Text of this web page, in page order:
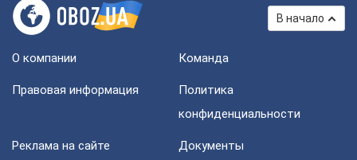
В начало
О компании Команда
Правовая информация
Политика
конфиденциальности
Реклама на сайте Документы